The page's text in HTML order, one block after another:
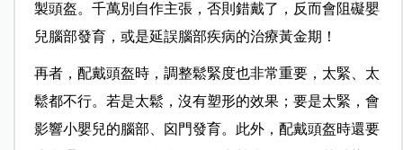
製頭盔。千萬別自作主張，否則錯戴了，反而會阻礙嬰
兒腦部發育，或是延誤腦部疾病的治療黃金期！
再者，配戴頭盔時，調整鬆緊度也非常重要，太緊、太
鬆都不行。若是太鬆，沒有塑形的效果；要是太緊，會
影響小嬰兒的腦部、囟門發育。此外，配戴頭盔時還要